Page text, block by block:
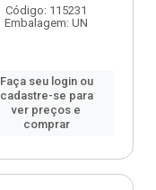
Código: 115231
Embalagem: UN
Faça seu login ou
cadastre-se para
ver preços e
comprar